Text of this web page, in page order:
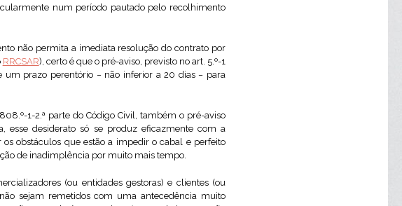
num período pautado pelo recolhimento
não permita a imediata resolução do contrato por
RRCSAR), certo é que o pré-aviso, previsto no art. 5.º-1
prazo perentório − não inferior a 20 dias − para
1-2.ª parte do Código Civil, também o pré-aviso
esse desiderato só se produz eficazmente com a
obstáculos que estão a impedir o cabal e perfeito
de inadimplência por muito mais tempo.
(ou entidades gestoras) e clientes (ou
sejam remetidos com uma antecedência muito